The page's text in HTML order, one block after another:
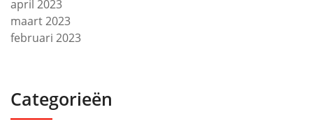
april 2023
maart 2023
februari 2023
Categorieën